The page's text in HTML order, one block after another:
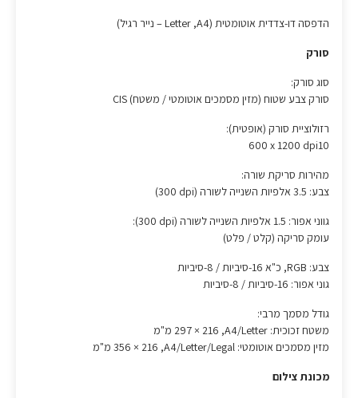
הדפסה דו-צדדית אוטומטית (A4‏, Letter – נייר רגיל)
סורק
סוג סורק:
סורק צבע שטוח (מזין מסמכים אוטומטי / משטח) CIS
רזולוציית סורק (אופטית):
‎600 x 1200 dpi10‎
מהירות סריקת שורה:
צבע: 3.5 אלפיות השנייה לשורה (‎300 dpi)
גווני אפור: 1.5 אלפיות השנייה לשורה (‎300 dpi)‏:
עומק סריקה (קלט / פלט)
צבע: RGB, כ"א 16-סיביות / 8-סיביות
גוני אפור: 16-סיביות / 8-סיביות
גודל מסמך מרבי:
משטח זכוכית: A4/Letter‏, 216 ×‏ 297 מ"מ
מזין מסמכים אוטומטי: ‏A4/Letter/Legal‏, 216 ×‏ 356 מ"מ
מכונת צילום